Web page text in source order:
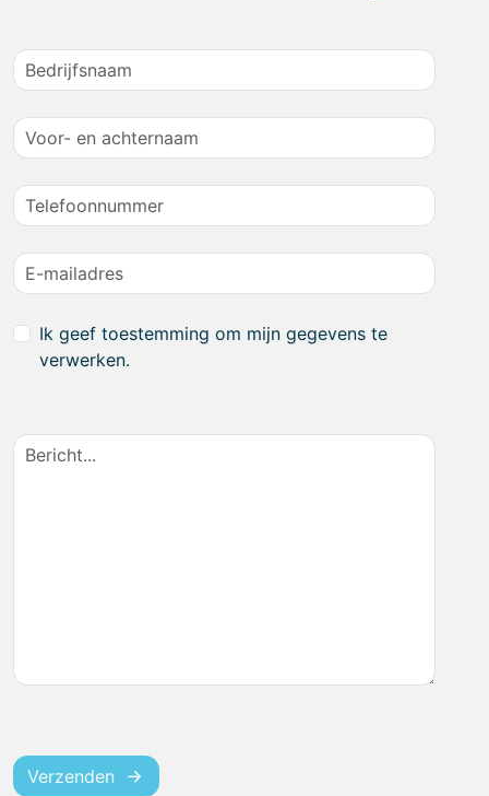
Ik geef toestemming om mijn gegevens te
verwerken.
Verzenden